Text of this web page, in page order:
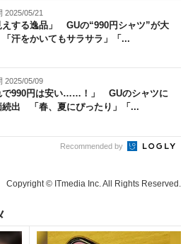
2025/05/21
えする逸品」 GUの“990円シャツ”が大
汗をかいてもサラサラ」「...
2025/05/09
で990円は安い……！」 GUのシャツに
続出 「春、夏にぴったり」「...
Recommended by
Copyright © ITmedia Inc. All Rights Reserved.